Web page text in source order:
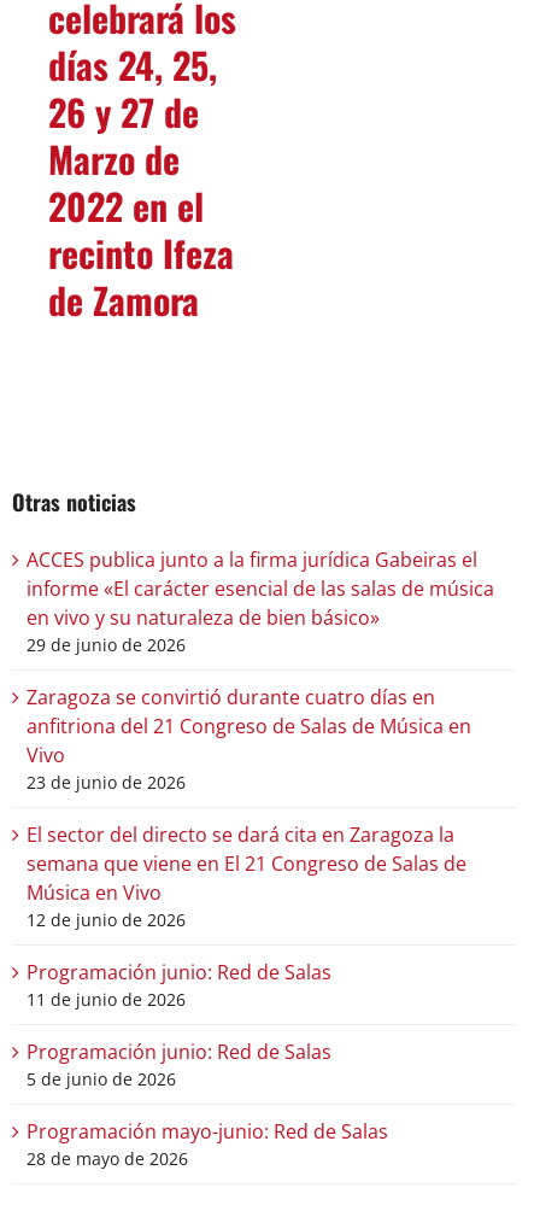
celebrará los
días 24, 25,
26 y 27 de
Marzo de
2022 en el
recinto Ifeza
de Zamora
Otras noticias
ACCES publica junto a la firma jurídica Gabeiras el
informe «El carácter esencial de las salas de música
en vivo y su naturaleza de bien básico»
29 de junio de 2026
Zaragoza se convirtió durante cuatro días en
anfitriona del 21 Congreso de Salas de Música en
Vivo
23 de junio de 2026
El sector del directo se dará cita en Zaragoza la
semana que viene en El 21 Congreso de Salas de
Música en Vivo
12 de junio de 2026
Programación junio: Red de Salas
11 de junio de 2026
Programación junio: Red de Salas
5 de junio de 2026
Programación mayo-junio: Red de Salas
28 de mayo de 2026